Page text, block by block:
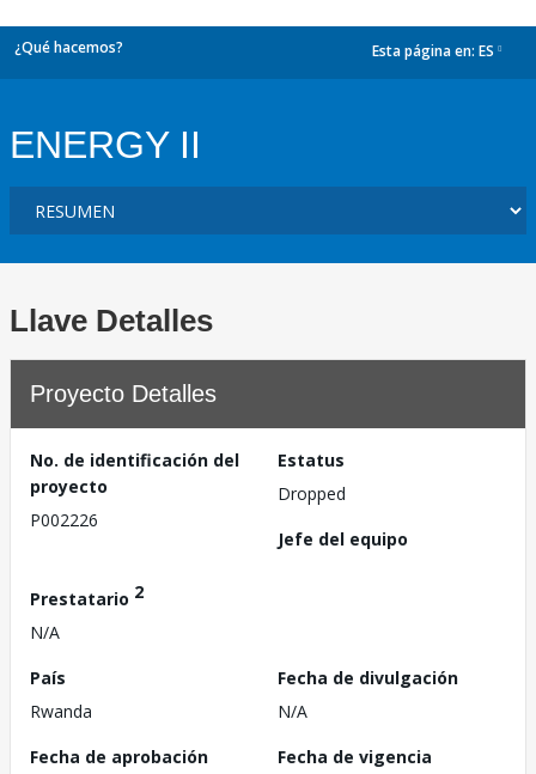
¿Qué hacemos? Esta página en: ES
ENERGY II
Llave Detalles
Proyecto Detalles
No. de identificación del
proyecto
P002226
Estatus
Dropped
Jefe del equipo
Prestatario 2
N/A
País
Rwanda
Fecha de divulgación
N/A
Fecha de aprobación
Fecha de vigencia